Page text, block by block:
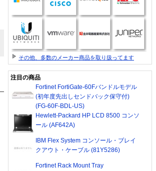
その他、多数のメーカー商品を取り扱ってます
注目の商品
Fortinet FortiGate-60Fバンドルモデル
(初年度先出しセンドバック保守付)
(FG-60F-BDL-US)
Hewlett-Packard HP LCD 8500 コンソ
ール (AF642A)
IBM Flex System コンソール・ブレイ
クアウト・ケーブル (81Y5286)
Fortinet Rack Mount Tray